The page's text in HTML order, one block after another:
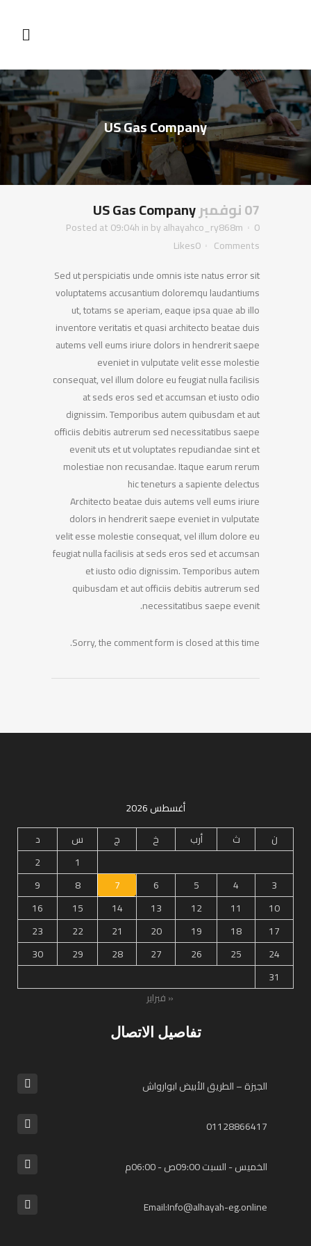
US Gas Company
07 نوفمبر
Posted at 09:04hinbyalhayahco_ry868m
0
Comments
0
Likes
Sed ut perspiciatis unde omnis iste natus error sit
voluptatems accusantium doloremqu laudantiums
ut, totams se aperiam, eaque ipsa quae ab illo
inventore veritatis et quasi architecto beatae duis
autems vell eums iriure dolors in hendrerit saepe
eveniet in vulputate velit esse molestie
consequat, vel illum dolore eu feugiat nulla facilisis
at seds eros sed et accumsan et iusto odio
dignissim. Temporibus autem quibusdam et aut
officiis debitis autrerum sed necessitatibus saepe
evenit uts et ut voluptates repudiandae sint et
molestiae non recusandae. Itaque earum rerum
hic teneturs a sapiente delectus
Architecto beatae duis autems vell eums iriure
dolors in hendrerit saepe eveniet in vulputate
velit esse molestie consequat, vel illum dolore eu
feugiat nulla facilisis at seds eros sed et accumsan
et iusto odio dignissim. Temporibus autem
quibusdam et aut officiis debitis autrerum sed
necessitatibus saepe evenit.
Sorry, the comment form is closed at this time.
أغسطس 2026
ن
ث أرب خ ج س
د
1
2
3
4
5
6
7
8
9
10
11
12
13
14
15
16
17
18
19
20
21
22
23
24
25
26
27
28
29
30
31
« فبراير
تفاصيل الاتصال
الجيزة – الطريق الأبيض ابوارواش
01128866417⁩
الخميس - السبت 09:00ص - 06:00م
Email:Info@alhayah-eg.online